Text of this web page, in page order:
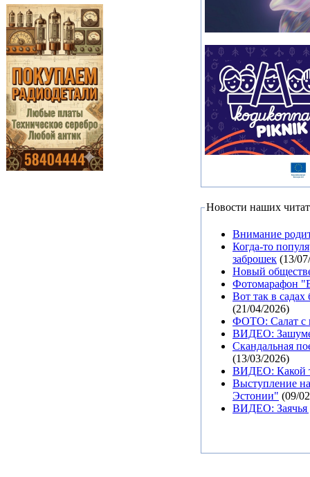
Новости наших
Внимание
Когда-то
заброшек (13/
Новый
Фотомарафон
Вот так в
(21/04/2026)
ФОТО: Салат с
ВИДЕО:
Скандальная
(13/03/2026)
ВИДЕО: Какой
Выступление
Эстонии" (09/
ВИДЕО: Заячья